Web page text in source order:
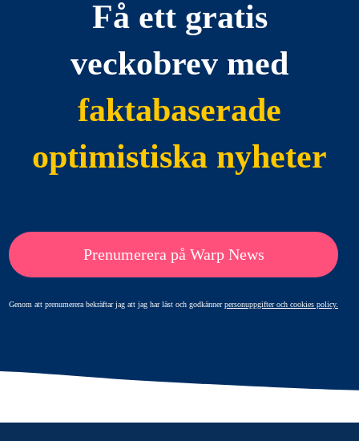
Få ett gratis
veckobrev med
faktabaserade
optimistiska nyheter
Prenumerera på Warp News
Genom att prenumerera bekräftar jag att jag har läst och godkännerpersonuppgifter och cookies policy.